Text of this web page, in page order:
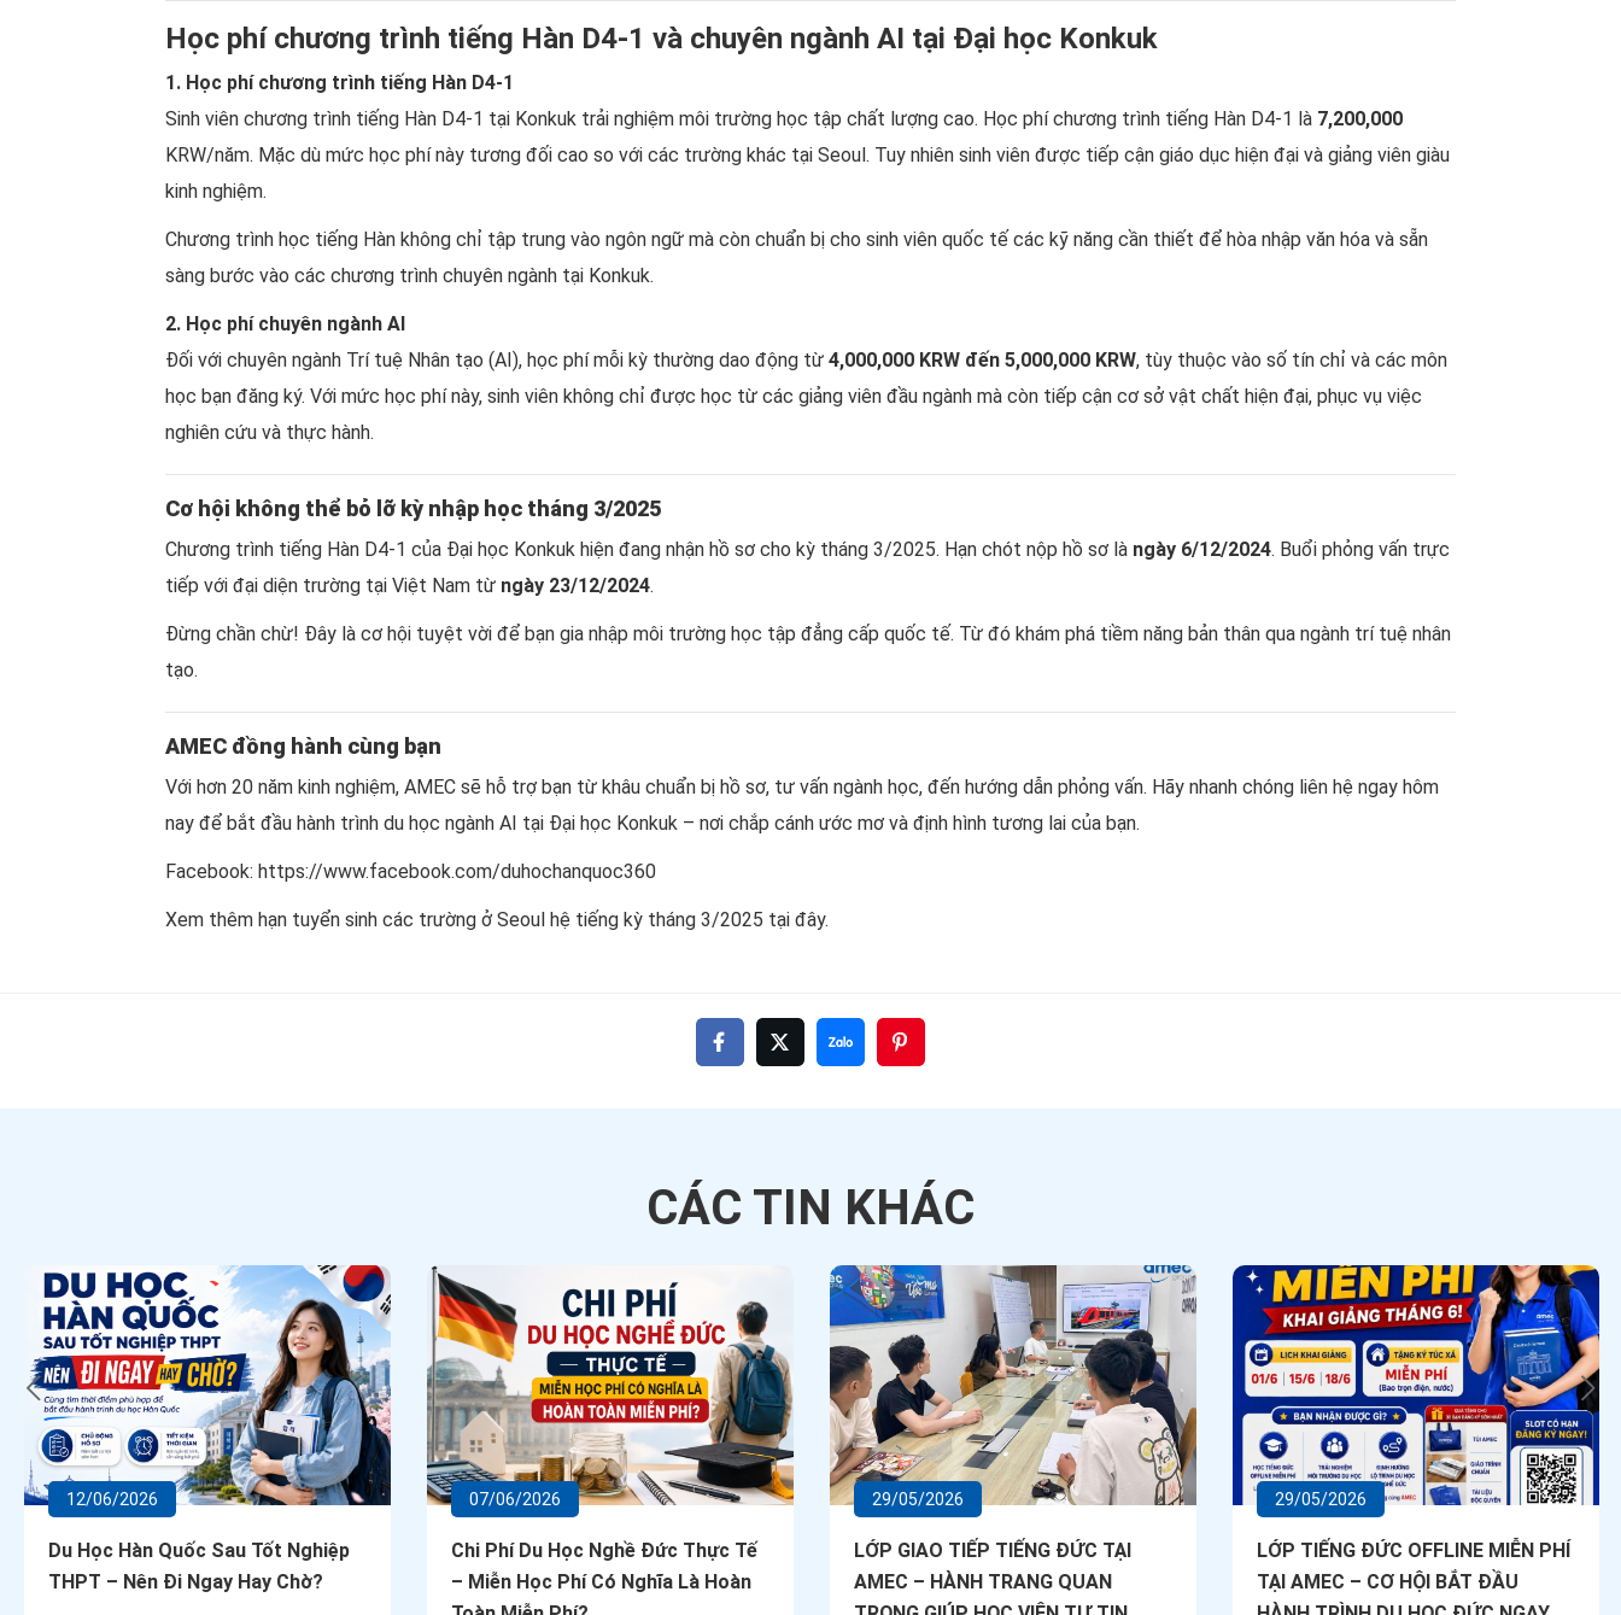
Học phí chương trình tiếng Hàn D4-1 và chuyên ngành AI tại Đại học Konkuk
1. Học phí chương trình tiếng Hàn D4-1
Sinh viên chương trình tiếng Hàn D4-1 tại Konkuk trải nghiệm môi trường học tập chất lượng cao. Học phí chương trình tiếng Hàn D4-1 là 7,200,000
KRW/năm. Mặc dù mức học phí này tương đối cao so với các trường khác tại Seoul. Tuy nhiên sinh viên được tiếp cận giáo dục hiện đại và giảng viên giàu
kinh nghiệm.
Chương trình học tiếng Hàn không chỉ tập trung vào ngôn ngữ mà còn chuẩn bị cho sinh viên quốc tế các kỹ năng cần thiết để hòa nhập văn hóa và sẵn
sàng bước vào các chương trình chuyên ngành tại Konkuk.
2. Học phí chuyên ngành AI
Đối với chuyên ngành Trí tuệ Nhân tạo (AI), học phí mỗi kỳ thường dao động từ 4,000,000 KRW đến 5,000,000 KRW, tùy thuộc vào số tín chỉ và các môn
học bạn đăng ký. Với mức học phí này, sinh viên không chỉ được học từ các giảng viên đầu ngành mà còn tiếp cận cơ sở vật chất hiện đại, phục vụ việc
nghiên cứu và thực hành.
Cơ hội không thể bỏ lỡ kỳ nhập học tháng 3/2025
Chương trình tiếng Hàn D4-1 của Đại học Konkuk hiện đang nhận hồ sơ cho kỳ tháng 3/2025. Hạn chót nộp hồ sơ là ngày 6/12/2024. Buổi phỏng vấn trực
tiếp với đại diện trường tại Việt Nam từ ngày 23/12/2024.
Đừng chần chừ! Đây là cơ hội tuyệt vời để bạn gia nhập môi trường học tập đẳng cấp quốc tế. Từ đó khám phá tiềm năng bản thân qua ngành trí tuệ nhân
tạo.
AMEC đồng hành cùng bạn
Với hơn 20 năm kinh nghiệm, AMEC sẽ hỗ trợ bạn từ khâu chuẩn bị hồ sơ, tư vấn ngành học, đến hướng dẫn phỏng vấn. Hãy nhanh chóng liên hệ ngay hôm
nay để bắt đầu hành trình du học ngành AI tại Đại học Konkuk – nơi chắp cánh ước mơ và định hình tương lai của bạn.
Facebook: https://www.facebook.com/duhochanquoc360
Xem thêm hạn tuyển sinh các trường ở Seoul hệ tiếng kỳ tháng 3/2025 tại đây.
CÁC TIN KHÁC
12/06/2026
Du Học Hàn Quốc Sau Tốt Nghiệp
THPT – Nên Đi Ngay Hay Chờ?
07/06/2026
Chi Phí Du Học Nghề Đức Thực Tế
– Miễn Học Phí Có Nghĩa Là Hoàn
29/05/2026
LỚP GIAO TIẾP TIẾNG ĐỨC TẠI
AMEC – HÀNH TRANG QUAN
29/05/2026
LỚP TIẾNG ĐỨC OFFLINE MIỄN PHÍ
TẠI AMEC – CƠ HỘI BẮT ĐẦU